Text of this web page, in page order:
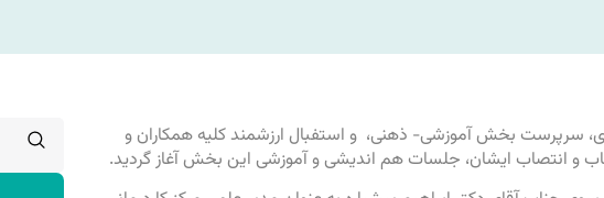
سرپرست بخش آموزشی- ذهنی، و استفبال ارزشمند کلیه همکاران و
و انتصاب ایشان، جلسات هم اندیشی و آموزشی این بخش آغاز گردید.